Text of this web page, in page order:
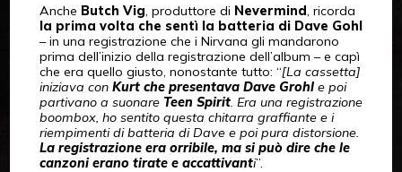
Anche Butch Vig, produttore di Nevermind, ricorda
la prima volta che sentì la batteria di Dave Gohl
– in una registrazione che i Nirvana gli mandarono
prima dell’inizio della registrazione dell’album – e capì
che era quello giusto, nonostante tutto: “[La cassetta]
iniziava con Kurt che presentava Dave Grohle poi
partivano a suonare Teen Spirit. Era una registrazione
boombox, ho sentito questa chitarra graffiante e i
riempimenti di batteria di Dave e poi pura distorsione.
La registrazione era orribile, ma si può dire che le
canzoni erano tirate e accattivanti”.